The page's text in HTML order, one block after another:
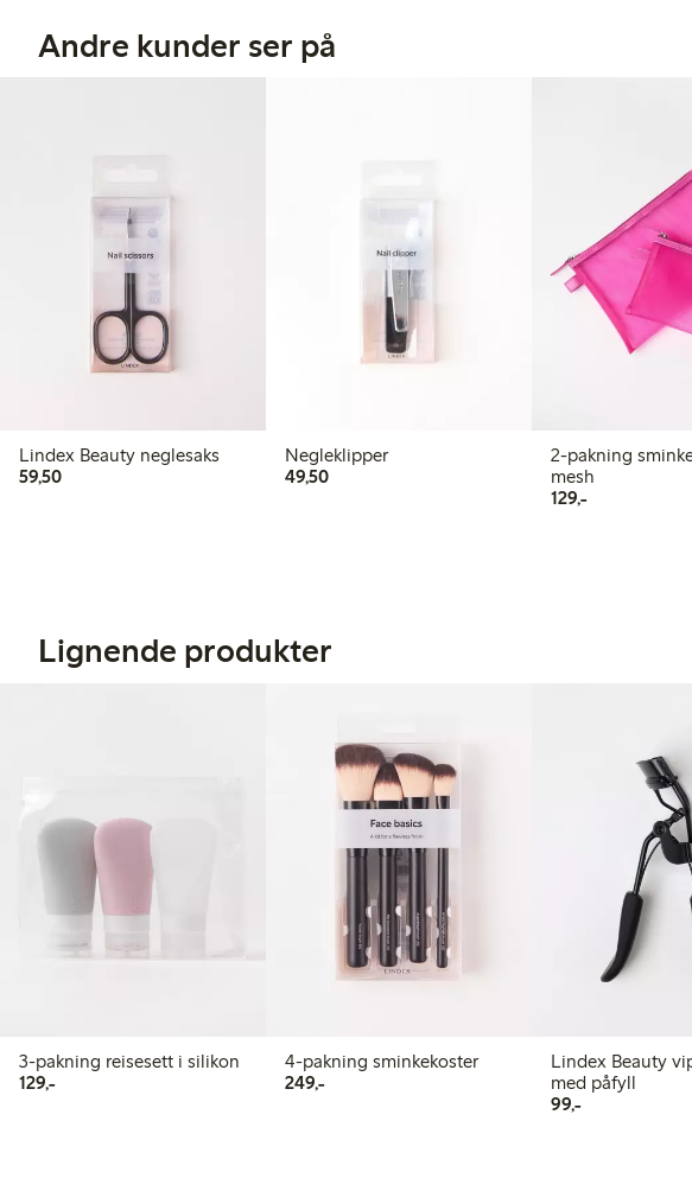
Andre kunder ser på
Lindex Beauty neglesaks
59,5059,50 kr
Negleklipper
49,5049,50 kr
2-pakning sminkevesker i
mesh
129,-129,00 kr
Lignende produkter
3-pakning reisesett i silikon
129,-129,00 kr
4-pakning sminkekoster
249,-249,00 kr
Lindex Beauty vippetang
med påfyll
99,-99,00 kr